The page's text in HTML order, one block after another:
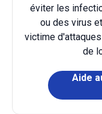
éviter les
ou des virus
victime
de
Aide